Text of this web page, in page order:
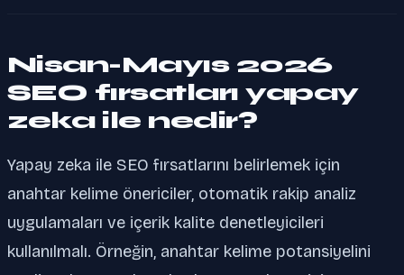
Nisan-Mayıs 2026
SEO fırsatları yapay
zeka ile nedir?
Yapay zeka ile SEO fırsatlarını belirlemek için
anahtar kelime önericiler, otomatik rakip analiz
uygulamaları ve içerik kalite denetleyicileri
kullanılmalı. Örneğin, anahtar kelime potansiyelini